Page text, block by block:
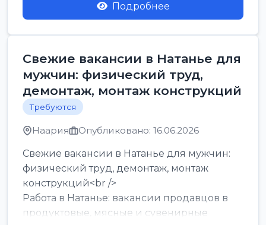
Подробнее
Свежие вакансии в Натанье для
мужчин: физический труд,
демонтаж, монтаж конструкций
Требуются
Наария Опубликовано: 16.06.2026
Свежие вакансии в Натанье для мужчин:
физический труд, демонтаж, монтаж
конструкций<br />
Работа в Натанье: вакансии продавцов в
продуктовые, мясные и сувенирные